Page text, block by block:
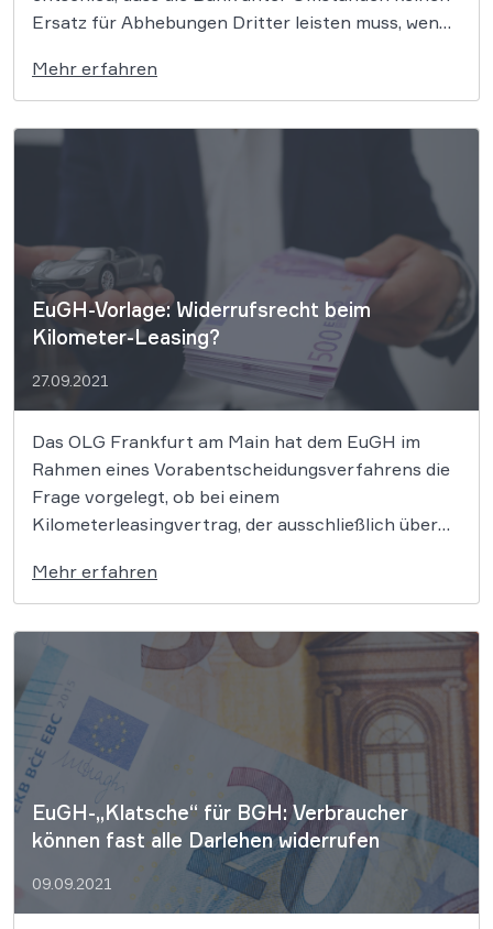
Ersatz für Abhebungen Dritter leisten muss, wenn
Das Amtsgericht (AG) Frankfurt am Main hat
entschieden, dass die Haftung einer Bank für die
nach Verlust […]
Mehr erfahren
EuGH-Vorlage: Widerrufsrecht beim
Kilometer-Leasing?
27.09.2021
Das OLG Frankfurt am Main hat dem EuGH im
Rahmen eines Vorabentscheidungsverfahrens die
Frage vorgelegt, ob bei einem
Kilometerleasingvertrag, der ausschließlich über
Verbraucher-Widerrufsrecht besteht. Maßgeblich
für die Beantwortung der Frage wird sein, ob ein
solcher Vertrag als Finanzdienstleistung oder aber
als Kraftfahrzeugvermietung einzuordnen ist. Dem
Vorlagebeschluss […]
Mehr erfahren
EuGH-„Klatsche“ für BGH: Verbraucher
können fast alle Darlehen widerrufen
09.09.2021